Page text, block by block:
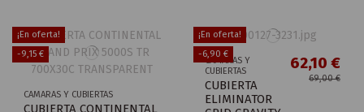
¡En oferta!
-9,15 €
CAMARAS Y CUBIERTAS
CUBIERTA CONTINENTAL
¡En oferta!
-6,90 €
CAMARAS Y
CUBIERTAS
CUBIERTA
ELIMINATOR
62,10 €
69,00 €